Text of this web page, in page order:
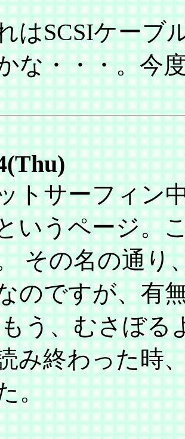
SCSIケーブ
な・・・。今
サーフィン
いうページ。
その名の通り
のですが、有
う、むさぼる
み終わった時
。